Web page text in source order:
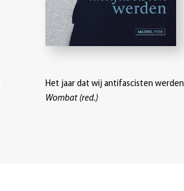
Het jaar dat wij antifascisten werden
Wombat (red.)